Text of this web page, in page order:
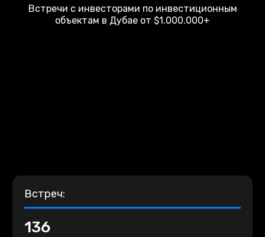
Встречи с инвесторами по инвестиционным
объектам в Дубае от $1.000.000+
Встреч:
136